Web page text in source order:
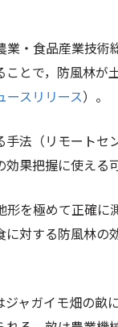
・食品産業技
とで，防風林が
ースリリース）。
法（リモート
果把握に使える
を極めて正確
対する防風林の
ャガイモ畑の畝